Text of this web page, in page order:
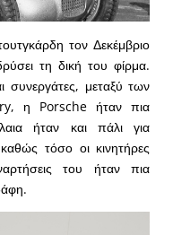
τον Δεκέμβριο
τη δική του φίρμα.
συνεργάτες, μεταξύ των
η Porsche ήταν πια
ήταν και πάλι για
τόσο οι κινητήρες
του ήταν πια